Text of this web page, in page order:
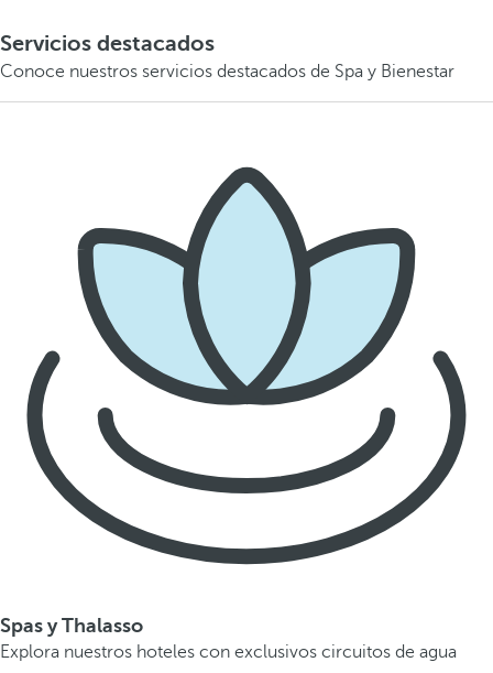
Servicios destacados
Conoce nuestros servicios destacados de Spa y Bienestar
Spas y Thalasso
Explora nuestros hoteles con exclusivos circuitos de agua